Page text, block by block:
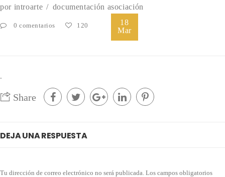
por introarte documentación asociación
0 comentarios 120
18
Mar
.
Share
DEJA UNA RESPUESTA
Tu dirección de correo electrónico no será publicada. Los campos obligatorios